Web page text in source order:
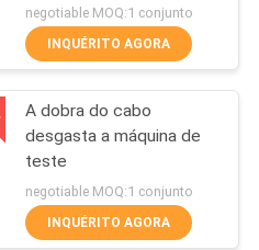
a
43
negotiable MOQ:1 conjunto
INQUÉRITO AGORA
A dobra do cabo
desgasta a máquina de
teste
negotiable MOQ:1 conjunto
INQUÉRITO AGORA